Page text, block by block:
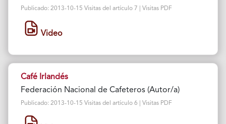
Publicado: 2013-10-15 Visitas del artículo 7 | Visitas PDF
Video
Café Irlandés
Federación Nacional de Cafeteros (Autor/a)
Publicado: 2013-10-15 Visitas del artículo 6 | Visitas PDF